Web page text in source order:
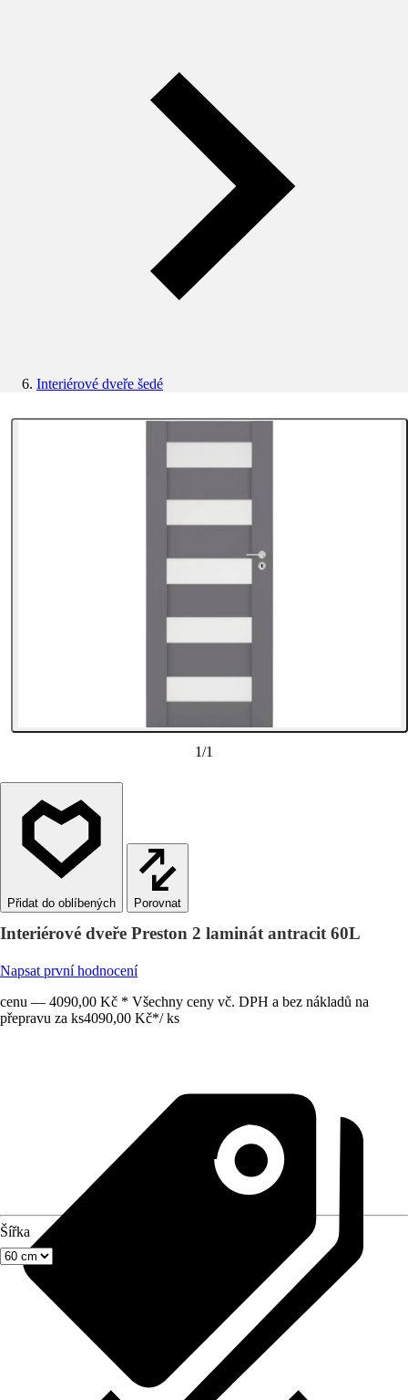
Interiérové dveře šedé
1/1
Porovnat
Interiérové dveře Preston 2 laminát antracit 60L
Napsat první hodnocení
cenu — 4090,00 Kč * Všechny ceny vč. DPH a bez nákladů na
přepravu za ks4090,00 Kč*/ ks
Šířka